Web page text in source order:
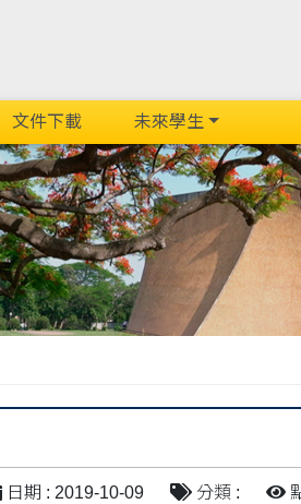
文件下載 未來學生
日期 : 2019-10-09 分類 :